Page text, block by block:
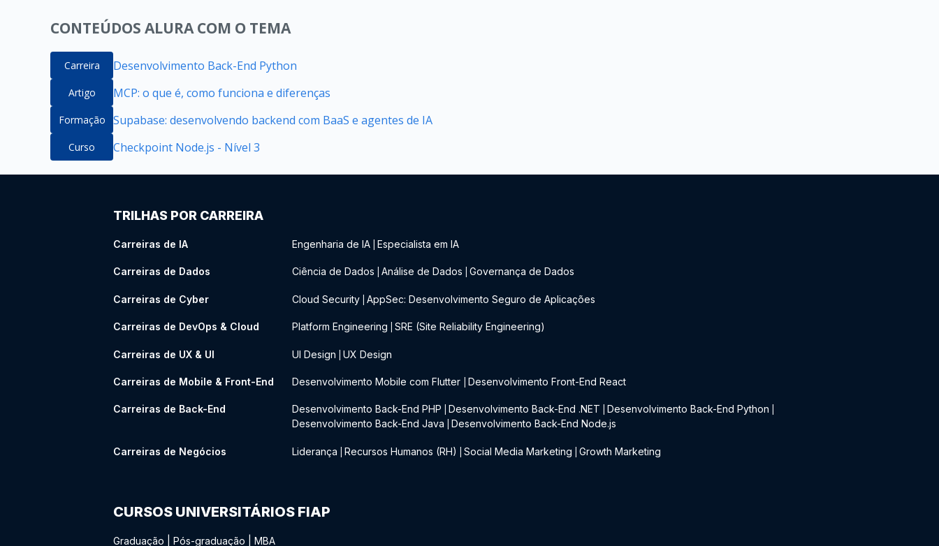
CONTEÚDOS ALURA COM O TEMA
Carreira Desenvolvimento Back-End Python
Artigo MCP: o que é, como funciona e diferenças
Formação Supabase: desenvolvendo backend com BaaS e agentes de IA
Curso Checkpoint Node.js - Nível 3
TRILHAS POR CARREIRA
Carreiras de IA Engenharia de IA Especialista em IA
Carreiras de Dados Ciência de Dados Análise de Dados Governança de Dados
Carreiras de Cyber Cloud Security AppSec: Desenvolvimento Seguro de Aplicações
Carreiras de DevOps & Cloud Platform Engineering SRE (Site Reliability Engineering)
Carreiras de UX & UI UI Design UX Design
Carreiras de Mobile & Front-End Desenvolvimento Mobile com Flutter Desenvolvimento Front-End React
Carreiras de Back-End Desenvolvimento Back-End PHP Desenvolvimento Back-End .NET Desenvolvimento Back-End Python
Desenvolvimento Back-End Java Desenvolvimento Back-End Node.js
Carreiras de Negócios Liderança Recursos Humanos (RH) Social Media Marketing Growth Marketing
CURSOS UNIVERSITÁRIOS FIAP
Graduação Pós-graduação MBA